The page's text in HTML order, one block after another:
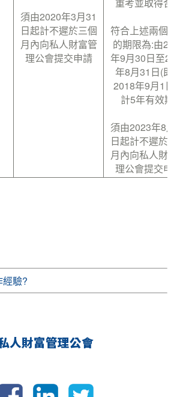
須由2020年3月31
日起計不遲於三個
月內向私人財富管
理公會提交申請
符合上述兩個條
的期限為:由
年9月30日至
年8月31日(即
2018年9月1日
計5年有效期)
須由2023年8月
日起計不遲於三
月內向私人財富
理公會提交申
驗?
人財富管理公會